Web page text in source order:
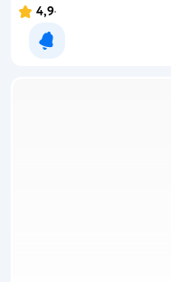
4,9
Уведомить о появлении